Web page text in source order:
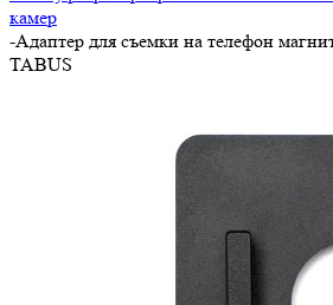
камер
-Адаптер для съемки на телефон
TABUS